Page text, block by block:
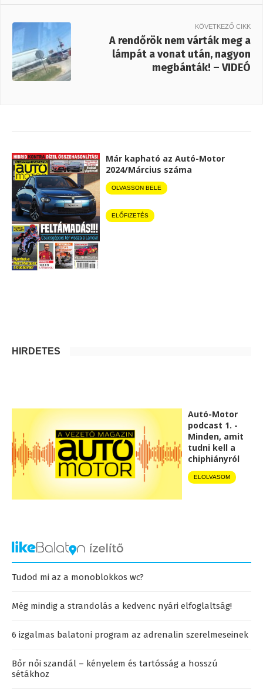
KÖVETKEZŐ CIKK
A rendőrök nem várták meg a
lámpát a vonat után, nagyon
megbánták! – VIDEÓ
Már kapható az Autó-Motor
2024/Március száma
OLVASSON BELE
ELŐFIZETÉS
HIRDETÉS
Autó-Motor
podcast 1. -
Minden, amit
tudni kell a
chiphiányról
ELOLVASOM
Tudod mi az a monoblokkos wc?
Még mindig a strandolás a kedvenc nyári elfoglaltság!
6 izgalmas balatoni program az adrenalin szerelmeseinek
Bőr női szandál – kényelem és tartósság a hosszú
sétákhoz